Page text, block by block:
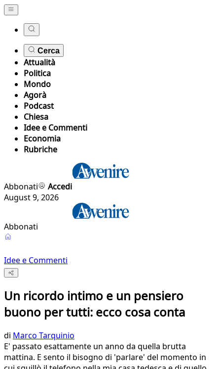
Cerca
Attualità
Politica
Mondo
Agorà
Podcast
Chiesa
Idee e Commenti
Economia
Rubriche
Abbonati
Accedi
August 9, 2026
Abbonati
Idee e Commenti
Un ricordo intimo e un pensiero
buono per tutti: ecco cosa conta
di Marco Tarquinio
E' passato esattamente un anno da quella brutta
mattina. E sento il bisogno di 'parlare' del momento in